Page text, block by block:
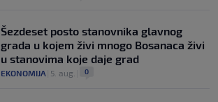
Šezdeset posto stanovnika glavnog
grada u kojem živi mnogo Bosanaca živi
u stanovima koje daje grad
EKONOMIJA 5. aug. 0